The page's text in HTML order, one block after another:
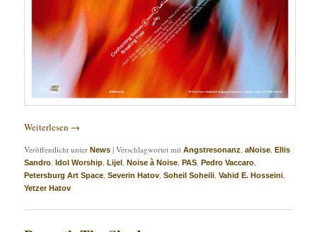
Weiterlesen →
Veröffentlicht unter News |Verschlagwortet mit Angstresonanz ,aNoise ,Ellis
Sandro ,Idol Worship ,Lijel ,Noise à Noise ,PAS ,Pedro Vaccaro
Petersburg Art Space ,Severin Hatov ,Soheil Soheili ,Vahid E. Hosseini
Yetzer Hatov